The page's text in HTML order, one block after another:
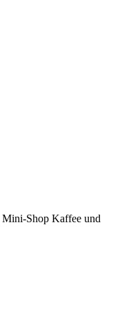
Mini-Shop Kaffee und